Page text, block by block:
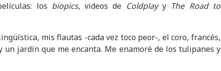
los biopics, videos de Coldplayy The Road to
mis flautas -cada vez toco peor-, el coro, francés,
un jardín que me encanta. Me enamoré de los tulipanes y